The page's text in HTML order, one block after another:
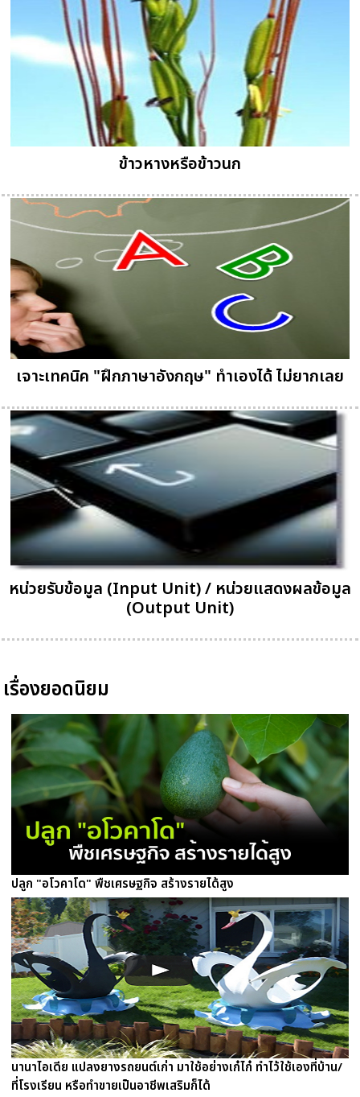
ข้าวหางหรือข้าวนก
เจาะเทคนิค "ฝึกภาษาอังกฤษ" ทำเองได้ ไม่ยากเลย
หน่วยรับข้อมูล (Input Unit) / หน่วยแสดงผลข้อมูล
(Output Unit)
เรื่องยอดนิยม
ปลูก "อโวคาโด" พืชเศรษฐกิจ สร้างรายได้สูง
นานาไอเดีย แปลงยางรถยนต์เก่า มาใช้อย่างเก๋ไก๋ ทำไว้ใช้เองที่บ้าน/
ที่โรงเรียน หรือทำขายเป็นอาชีพเสริมก็ได้